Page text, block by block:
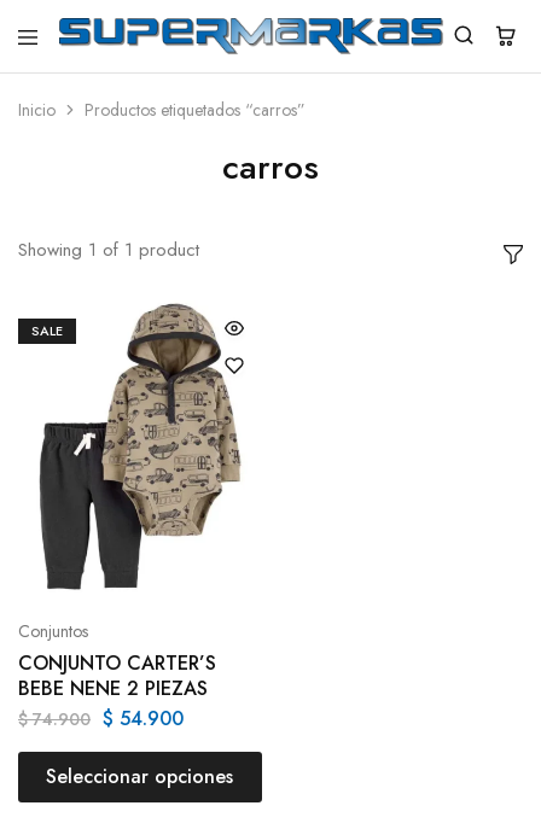
SuperMarkas
Ropa
con
Inicio Productos etiquetados “carros”
carros
Showing 1 of 1 product
SALE
Conjuntos
CONJUNTO CARTER’S
BEBE NENE 2 PIEZAS
$74.900 $ 54.900
Seleccionar opciones